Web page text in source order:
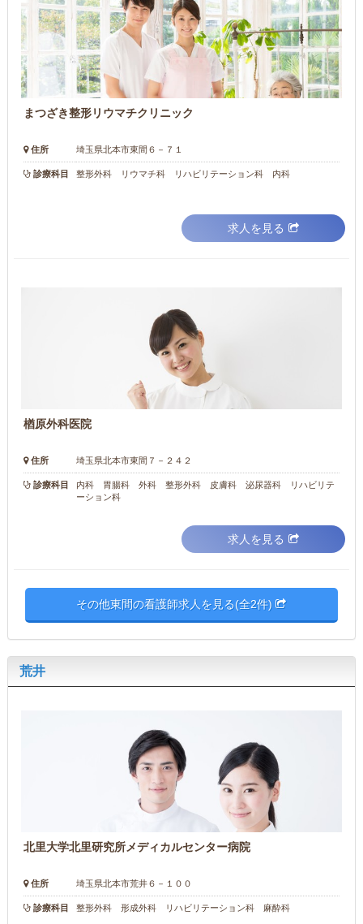
まつざき整形リウマチクリニック
住所 埼玉県北本市東間６－７１
診療科目 整形外科 リウマチ科 リハビリテーション科 内科
求人を見る
楢原外科医院
住所 埼玉県北本市東間７－２４２
診療科目
内科 胃腸科 外科 整形外科 皮膚科 泌尿器科 リハビリテ
ーション科
求人を見る
その他東間の看護師求人を見る(全2件)
荒井
北里大学北里研究所メディカルセンター病院
住所 埼玉県北本市荒井６－１００
診療科目 整形外科 形成外科 リハビリテーション科 麻酔科